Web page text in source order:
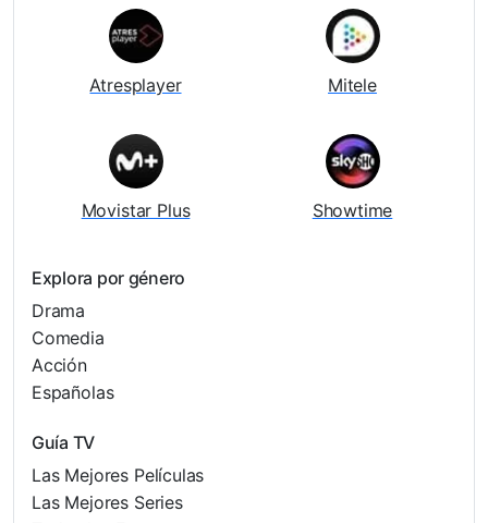
Atresplayer Mitele
Movistar Plus Showtime
Explora por género
Drama
Comedia
Acción
Españolas
Guía TV
Las Mejores Películas
Las Mejores Series